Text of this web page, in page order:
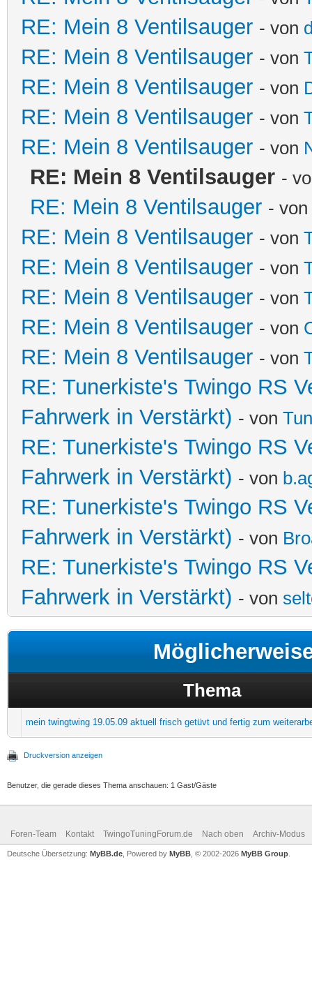
RE: Mein 8 Ventilsauger - von
RE: Mein 8 Ventilsauger - von
RE: Mein 8 Ventilsauger - von
RE: Mein 8 Ventilsauger - von
RE: Mein 8 Ventilsauger - von
RE: Mein 8 Ventilsauger -
RE: Mein 8 Ventilsauger - von
RE: Mein 8 Ventilsauger - von
RE: Mein 8 Ventilsauger - von
RE: Mein 8 Ventilsauger - von
RE: Mein 8 Ventilsauger - von
RE: Mein 8 Ventilsauger - von
RE: Tunerkiste's Twingo RS
Fahrwerk in Verstärkt) - von
RE: Tunerkiste's Twingo RS
Fahrwerk in Verstärkt) - von
RE: Tunerkiste's Twingo RS
Fahrwerk in Verstärkt) - von
RE: Tunerkiste's Twingo RS
Fahrwerk in Verstärkt) - von
Thema
mein twingtwing 19.05.09 aktuell frisch getüvt und fertig zum
Druckversion anzeigen
Benutzer, die gerade dieses Thema anschauen: 1 Gast/Gäste
Foren-Team Kontakt TwingoTuningForum.de Nach oben Archiv-Modus
Deutsche Übersetzung: MyBB.de , Powered by MyBB , © 2002-2026 MyBB Group